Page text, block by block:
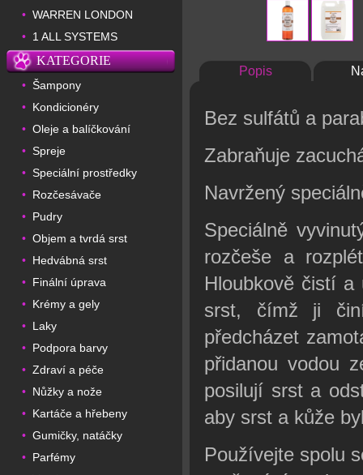
• WARREN LONDON
• 1 ALL SYSTEMS
KATEGORIE
• Šampony
• Kondicionéry
• Oleje a balíčkování
• Spreje
• Speciální prostředky
• Rozčesávače
• Pudry
• Objem a tvrdá srst
• Hedvábná srst
• Finální úprava
• Krémy a gely
• Laky
• Podpora barvy
• Zdraví a péče
• Nůžky a nože
• Kartáče a hřebeny
• Gumičky, natáčky
• Parfémy
Popis
Bez sulfátů a
Zabraňuje
Navržený
Speciálně
rozčeše a
Hloubkově čistí a
srst, čímž ji činí
předcházet
přidanou vodou
posilují srst a
aby srst a kůže
Používejte spolu